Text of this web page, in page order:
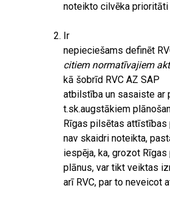
noteikto cilvēka
Ir
nepieciešams definēt
citiem normatīvajiem
kā šobrīd RVC AZ SAP
atbilstība un sasaiste ar
t.sk.augstākiem
Rīgas pilsētas attīstības
nav skaidri noteikta,
iespēja, ka, grozot
plānus, var tikt veiktas
arī RVC, par to neveicot